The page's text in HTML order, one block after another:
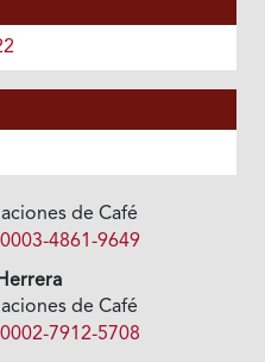
de Café
4861-9649
de Café
7912-5708